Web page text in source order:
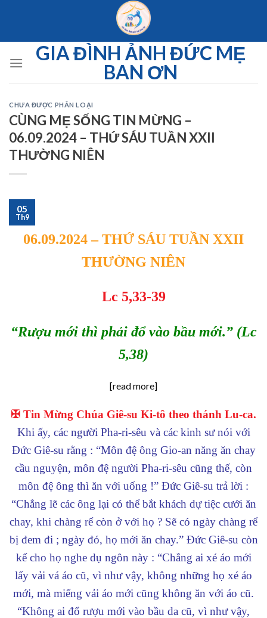
GIA ĐÌNH ẢNH ĐỨC MẸ
BAN ƠN
CHƯA ĐƯỢC PHÂN LOẠI
CÙNG MẸ SỐNG TIN MỪNG –
06.09.2024 – THỨ SÁU TUẦN XXII
THƯỜNG NIÊN
05
Th9
06.09.2024 – THỨ SÁU TUẦN XXII
THƯỜNG NIÊN
Lc 5,33-39
“Rượu mới thì phải đổ vào bầu mới.” (Lc
5,38)
[read more]
✠ Tin Mừng Chúa Giê-su Ki-tô theo thánh Lu-ca.
Khi ấy, các người Pha-ri-sêu và các kinh sư nói với
Đức Giê-su rằng : “Môn đệ ông Gio-an năng ăn chay
cầu nguyện, môn đệ người Pha-ri-sêu cũng thế, còn
môn đệ ông thì ăn với uống !” Đức Giê-su trả lời :
“Chẳng lẽ các ông lại có thể bắt khách dự tiệc cưới ăn
chay, khi chàng rể còn ở với họ ? Sẽ có ngày chàng rể
bị đem đi ; ngày đó, họ mới ăn chay.” Đức Giê-su còn
kể cho họ nghe dụ ngôn này : “Chẳng ai xé áo mới
lấy vải vá áo cũ, vì như vậy, không những họ xé áo
mới, mà miếng vải áo mới cũng không ăn với áo cũ.
“Không ai đổ rượu mới vào bầu da cũ, vì như vậy,